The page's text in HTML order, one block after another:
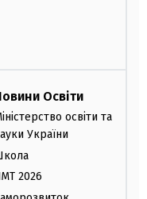
Освіти
освіти та
України
2026